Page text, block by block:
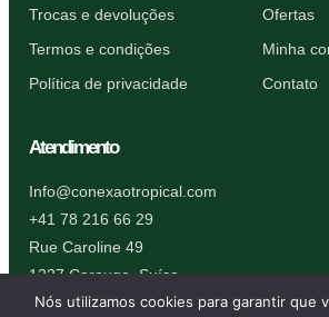
Trocas e devoluções
Termos e condições
Política de privacidade
Ofertas
Minha
Contato
Atendimento
Info@conexaotropical.com
+41 78 216 66 29
Rue Caroline 49
1227 Carouge, Suíça
Nós utilizamos cookies para garantir que